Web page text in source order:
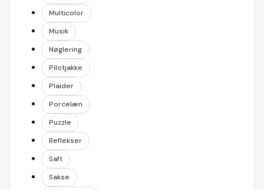
Multicolor
Musik
Nøglering
Pilotjakke
Plaider
Porcelæn
Puzzle
Reflekser
Saft
Sakse